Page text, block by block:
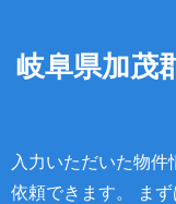
岐阜県加茂
入力いただいた物
依頼できます。 ま